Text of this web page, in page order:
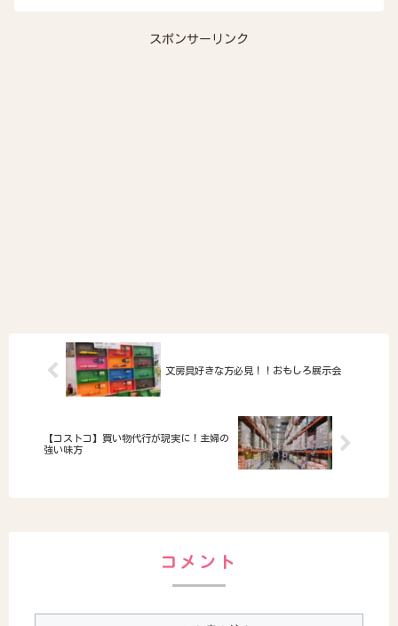
スポンサーリンク
文房具好きな方必見！！おもしろ展示会
【コストコ】買い物代行が現実に！主婦の
強い味方
コメント